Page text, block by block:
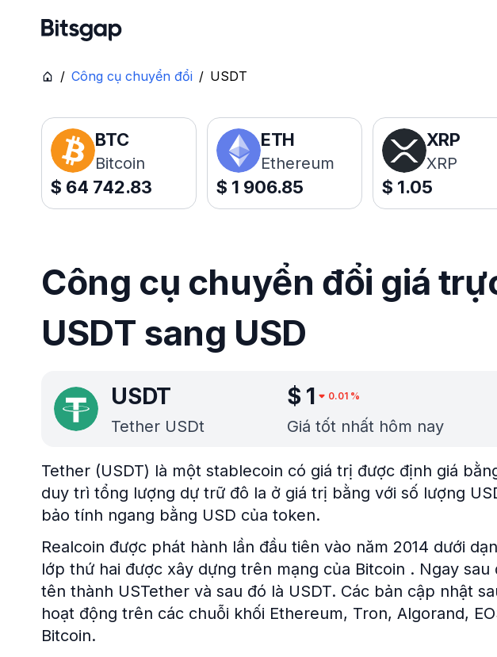
/ Công cụ chuyển đổi / USDT
BTC
Bitcoin
$ 64 742.83
ETH
Ethereum
$ 1 906.85
XRP
XRP
$ 1.05
Công cụ chuyển đổi giá
USDT sang USD
USDT
Tether USDt
$ 1 0.01%
Giá tốt nhất hôm nay
Tether (USDT) là một stablecoin có giá trị được định giá
duy trì tổng lượng dự trữ đô la ở giá trị bằng với số lượng
bảo tính ngang bằng USD của token.
Realcoin được phát hành lần đầu tiên vào năm 2014 dưới
lớp thứ hai được xây dựng trên mạng của Bitcoin . Ngay
tên thành USTether và sau đó là USDT. Các bản cập nhật
hoạt động trên các chuỗi khối Ethereum, Tron, Algorand,
Bitcoin.